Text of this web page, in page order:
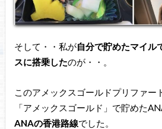
そして・・私が自分で貯めたマイル
スに搭乗したのが・・。
このアメックスゴールドプリファー
「アメックスゴールド」で貯めた
ANAの香港路線でした。